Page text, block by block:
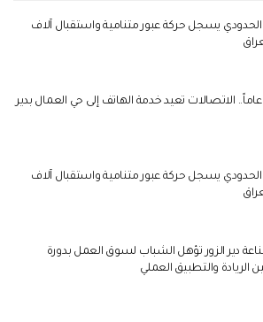
الحدودي يسجل حركة عبور متنامية واستقبال آلاف
بعد انقطاع 14 عاماً.. الاتصالات تعيد خدمة الهاتف إلى حي العمال بدير
الحدودي يسجل حركة عبور متنامية واستقبال آلاف
دير الزور تؤهل الشباب لسوق العمل بدورة
الريادة والتطبيق العملي